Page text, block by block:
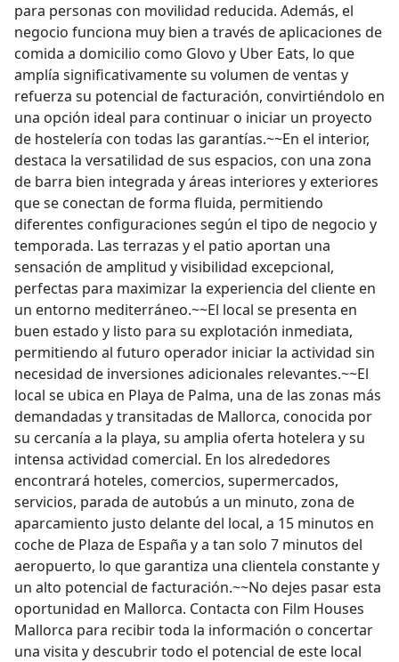
para personas con movilidad reducida. Además, el
negocio funciona muy bien a través de aplicaciones de
comida a domicilio como Glovo y Uber Eats, lo que
amplía significativamente su volumen de ventas y
refuerza su potencial de facturación, convirtiéndolo en
una opción ideal para continuar o iniciar un proyecto
de hostelería con todas las garantías.~~En el interior,
destaca la versatilidad de sus espacios, con una zona
de barra bien integrada y áreas interiores y exteriores
que se conectan de forma fluida, permitiendo
diferentes configuraciones según el tipo de negocio y
temporada. Las terrazas y el patio aportan una
sensación de amplitud y visibilidad excepcional,
perfectas para maximizar la experiencia del cliente en
un entorno mediterráneo.~~El local se presenta en
buen estado y listo para su explotación inmediata,
permitiendo al futuro operador iniciar la actividad sin
necesidad de inversiones adicionales relevantes.~~El
local se ubica en Playa de Palma, una de las zonas más
demandadas y transitadas de Mallorca, conocida por
su cercanía a la playa, su amplia oferta hotelera y su
intensa actividad comercial. En los alrededores
encontrará hoteles, comercios, supermercados,
servicios, parada de autobús a un minuto, zona de
aparcamiento justo delante del local, a 15 minutos en
coche de Plaza de España y a tan solo 7 minutos del
aeropuerto, lo que garantiza una clientela constante y
un alto potencial de facturación.~~No dejes pasar esta
oportunidad en Mallorca. Contacta con Film Houses
Mallorca para recibir toda la información o concertar
una visita y descubrir todo el potencial de este local